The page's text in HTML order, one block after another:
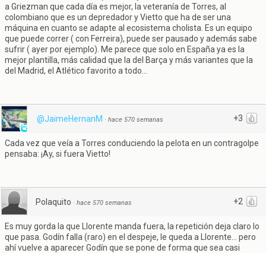
a Griezman que cada día es mejor, la veteranía de Torres, al
colombiano que es un depredador y Vietto que ha de ser una
máquina en cuanto se adapte al ecosistema cholista. Es un equipo
que puede correr ( con Ferreira), puede ser pausado y además sabe
sufrir ( ayer por ejemplo). Me parece que solo en España ya es la
mejor plantilla, más calidad que la del Barça y más variantes que la
del Madrid, el Atlético favorito a todo...
+3
@JaimeHernanM · hace 570 semanas
Cada vez que veía a Torres conduciendo la pelota en un contragolpe
pensaba: ¡Ay, si fuera Vietto!
+2
Polaquito · hace 570 semanas
Es muy gorda la que Llorente manda fuera, la repetición deja claro lo
que pasa. Godín falla (raro) en el despeje, le queda a Llorente... pero
ahí vuelve a aparecer Godín que se pone de forma que sea casi